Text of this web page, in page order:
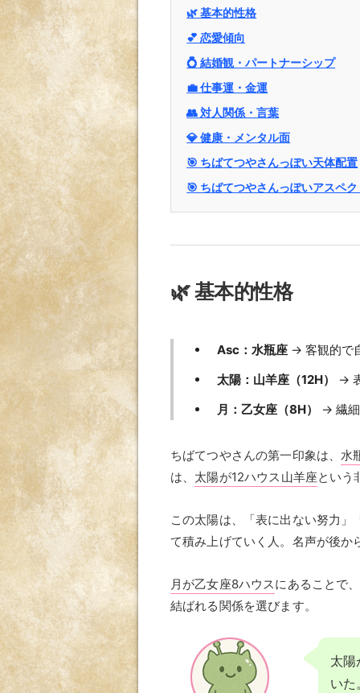
🌿 基本的性格
💕 恋愛傾向
💍 結婚観・パートナーシップ
💼 仕事運・金運
👥 対人関係・言葉
💎 健康・メンタル面
🎯 ちばてつやさんっぽい天体配置
🎯 ちばてつやさんっぽいアスペ
🌿 基本的性格
Asc：水瓶座 → 客観的で
太陽：山羊座（12H）
→
月：乙女座（8H）
→ 繊
ちばてつやさんの第一印象は、水
は、 太陽が12ハウス山羊座という
この太陽は、「表に出ない努力
て積み上げていく人。名声が後か
月が乙女座8ハウスにあることで
結ばれる関係を選びます。
太陽
いた